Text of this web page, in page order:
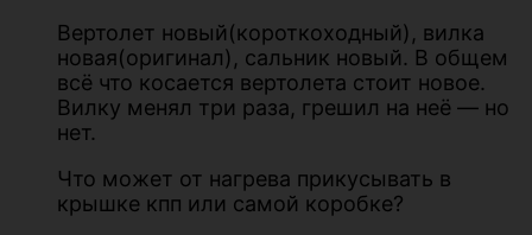
Вертолет новый(короткоходный), вилка
новая(оригинал), сальник новый. В общем
всё что косается вертолета стоит новое.
Вилку менял три раза, грешил на неё — но
нет.
Что может от нагрева прикусывать в
крышке кпп или самой коробке?